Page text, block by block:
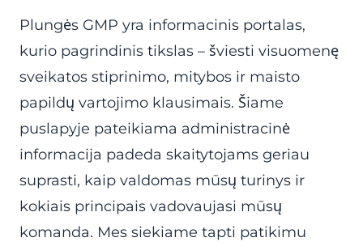
Plungės GMP yra informacinis portalas,
kurio pagrindinis tikslas – šviesti visuomenę
sveikatos stiprinimo, mitybos ir maisto
papildų vartojimo klausimais. Šiame
puslapyje pateikiama administracinė
informacija padeda skaitytojams geriau
suprasti, kaip valdomas mūsų turinys ir
kokiais principais vadovaujasi mūsų
komanda. Mes siekiame tapti patikimu